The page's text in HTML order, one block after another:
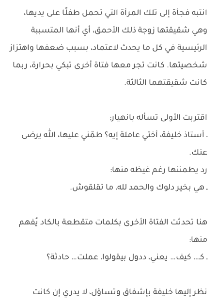
انتبه فجأة إلى تلك المرأة التي تحمل طفلًا على يديها،
وهي شقيقتها زوجة ذلك الأحمق، أي أنها المتسببة
الرئيسية في كل ما يحدث لاعتماد، بسبب ضعفها واهتزاز
شخصيتها. كانت تجر معها فتاة أخرى تبكي بحرارة، ربما
كانت شقيقتهما الثالثة.
اقتربت الأولى تسأله بانهيار:
ـ أستاذ خليفة، أختي عاملة إيه؟ طمّني عليها، الله يرضى
عنك.
رد يطمئنها رغم غيظه منها:
ـ هي بخير دلوك والحمد لله، ما تقلقوش.
هنا تحدثت الفتاة الأخرى بكلمات متقطعة بالكاد يُفهم
منها:
ـ كـ… كيف… يعني، ددول بيقولوا، عملت… حادثة؟
نظر إليها خليفة بإشفاق وتساؤل، لا يدري إن كانت